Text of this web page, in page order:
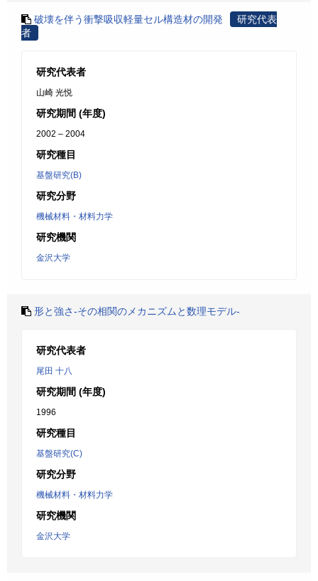
破壊を伴う衝撃吸収軽量セル構造材の開発
研究代表
者
研究代表者
山崎 光悦
研究期間 (年度)
2002 – 2004
研究種目
基盤研究(B)
研究分野
機械材料・材料力学
研究機関
金沢大学
形と強さ-その相関のメカニズムと数理モデル-
研究代表者
尾田 十八
研究期間 (年度)
1996
研究種目
基盤研究(C)
研究分野
機械材料・材料力学
研究機関
金沢大学